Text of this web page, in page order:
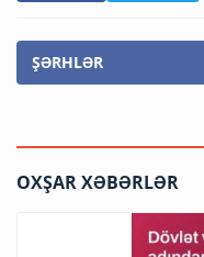
ŞƏRHLƏR
OXŞAR XƏBƏRLƏR